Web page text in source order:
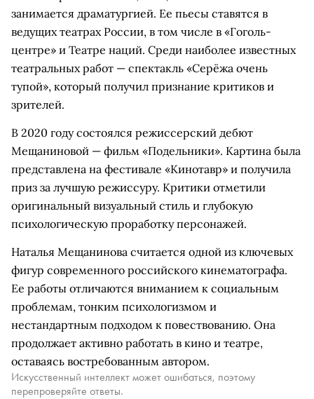
занимается драматургией. Ее пьесы ставятся в
ведущих театрах России, в том числе в «Гоголь-
центре» и Театре наций. Среди наиболее известных
театральных работ — спектакль «Серёжа очень
тупой», который получил признание критиков и
зрителей.
В 2020 году состоялся режиссерский дебют
Мещаниновой — фильм «Подельники». Картина была
представлена на фестивале «Кинотавр» и получила
приз за лучшую режиссуру. Критики отметили
оригинальный визуальный стиль и глубокую
психологическую проработку персонажей.
Наталья Мещанинова считается одной из ключевых
фигур современного российского кинематографа.
Ее работы отличаются вниманием к социальным
проблемам, тонким психологизмом и
нестандартным подходом к повествованию. Она
продолжает активно работать в кино и театре,
оставаясь востребованным автором.
Искусственный интеллект может ошибаться, поэтому
перепроверяйте ответы.